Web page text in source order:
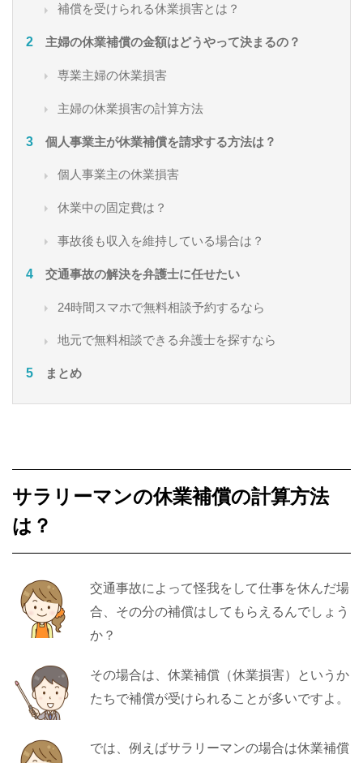
補償を受けられる休業損害とは？
主婦の休業補償の金額はどうやって決まるの？
専業主婦の休業損害
主婦の休業損害の計算方法
個人事業主が休業補償を請求する方法は？
個人事業主の休業損害
休業中の固定費は？
事故後も収入を維持している場合は？
交通事故の解決を弁護士に任せたい
24時間スマホで無料相談予約するなら
地元で無料相談できる弁護士を探すなら
まとめ
サラリーマンの休業補償の計算方法
は？
交通事故によって怪我をして仕事を休んだ場
合、その分の補償はしてもらえるんでしょう
か？
その場合は、休業補償（休業損害）というか
たちで補償が受けられることが多いですよ。
では、例えばサラリーマンの場合は休業補償